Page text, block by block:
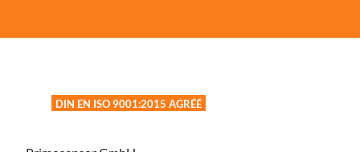
DIN EN ISO 9001:2015 AGRÉÉ